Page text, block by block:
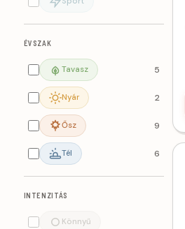
ÉVSZAK
Tavasz 5
Nyár 2
Ősz 9
Tél 6
INTENZITÁS
Könnyű